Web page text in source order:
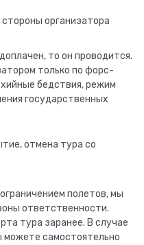
организатора
то он проводится.
только по форс-
бедствия, режим
государственных
отмена тура со
полетов, мы
ответственности.
тура заранее. В случае
можете самостоятельно